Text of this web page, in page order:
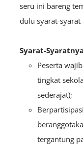
seru ini bareng
dulu syarat-
Syarat-
Peserta
tingkat
sederajat);
tergantung